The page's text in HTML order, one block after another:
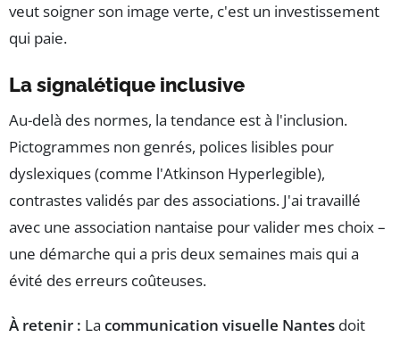
veut soigner son image verte, c'est un investissement
qui paie.
La signalétique inclusive
Au-delà des normes, la tendance est à l'inclusion.
Pictogrammes non genrés, polices lisibles pour
dyslexiques (comme l'Atkinson Hyperlegible),
contrastes validés par des associations. J'ai travaillé
avec une association nantaise pour valider mes choix –
une démarche qui a pris deux semaines mais qui a
évité des erreurs coûteuses.
À retenir : La communication visuelle Nantes doit